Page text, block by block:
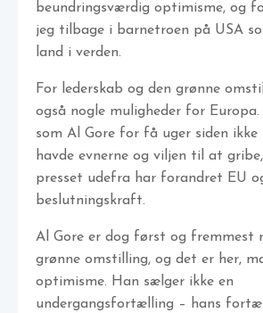
beundringsværdig optimisme, og
jeg tilbage i barnetroen på USA
land i verden.
For lederskab og den grønne
også nogle muligheder for Europa.
som Al Gore for få uger siden ikke
havde evnerne og viljen til at
presset udefra har forandret EU
beslutningskraft.
Al Gore er dog først og fremmest
grønne omstilling, og det er her,
optimisme. Han sælger ikke en
undergangsfortælling – hans